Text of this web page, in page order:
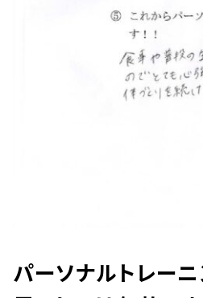
パーソナルトレー